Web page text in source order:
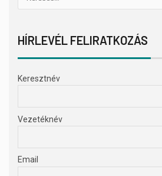
HÍRLEVÉL FELIRATKOZÁS
Keresztnév
Vezetéknév
Email